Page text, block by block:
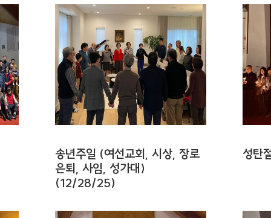
송년주일 (여선교회, 시상, 장로
은퇴, 사임, 성가대)
(12/28/25)
성탄